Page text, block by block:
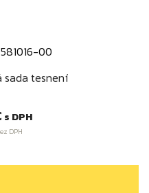
00
sada tesnení
s DPH
DPH